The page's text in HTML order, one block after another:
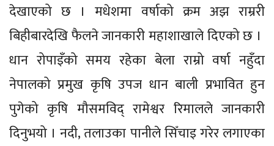
देखाएको छ । मधेशमा वर्षाको क्रम अझ राम्ररी
बिहीबारदेखि फैलने जानकारी महाशाखाले दिएको छ ।
धान रोपाइँको समय रहेका बेला राम्रो वर्षा नहुँदा
नेपालको प्रमुख कृषि उपज धान बाली प्रभावित हुन
पुगेको कृषि मौसमविद् रामेश्वर रिमालले जानकारी
दिनुभयो । नदी, तलाउका पानीले सिँचाइ गरेर लगाएका